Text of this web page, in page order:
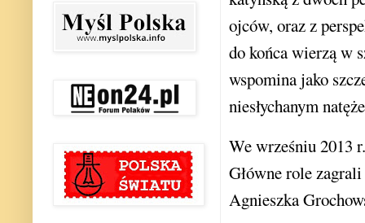
ojców, oraz z
do końca wierzą w
wspomina jako
niesłychanym
We wrześniu 2013
Główne role
Agnieszka